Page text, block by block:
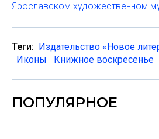
Ярославском художественном
Теги: Издательство «Новое
Иконы
Книжное воскресенье
ПОПУЛЯРНОЕ